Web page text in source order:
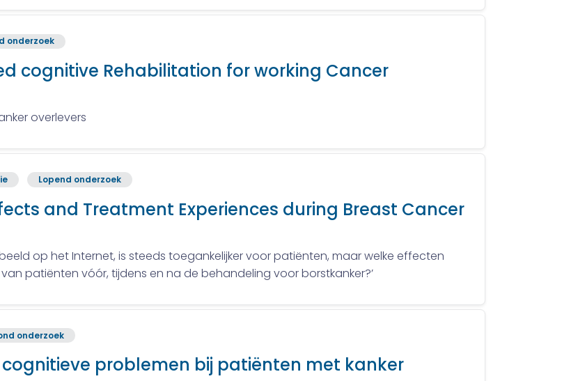
onderzoek
cognitive Rehabilitation for working Cancer
overlevers
Lopend onderzoek
and Treatment Experiences during Breast Cancer
op het Internet, is steeds toegankelijker voor patiënten, maar welke effecten
patiënten vóór, tijdens en na de behandeling voor borstkanker?’
onderzoek
problemen bij patiënten met kanker